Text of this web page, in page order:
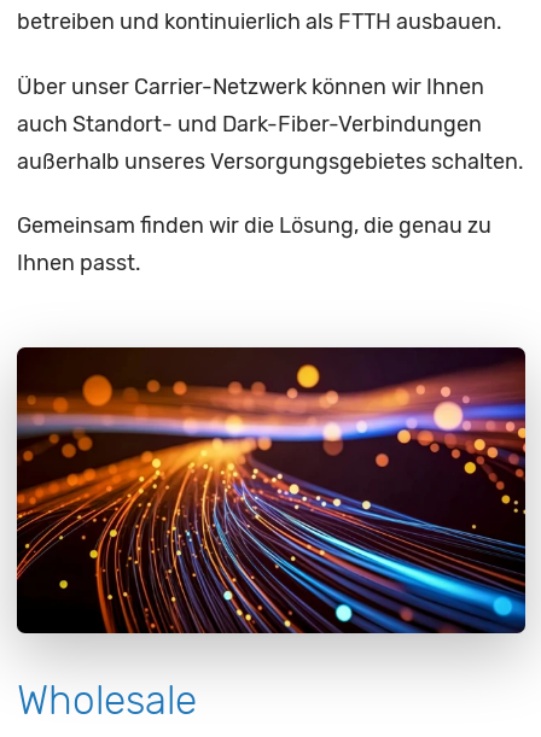
betreiben und kontinuierlich als FTTH ausbauen.
Über unser Carrier-Netzwerk können wir Ihnen
auch Standort- und Dark-Fiber-Verbindungen
außerhalb unseres Versorgungsgebietes schalten.
Gemeinsam finden wir die Lösung, die genau zu
Ihnen passt.
Wholesale